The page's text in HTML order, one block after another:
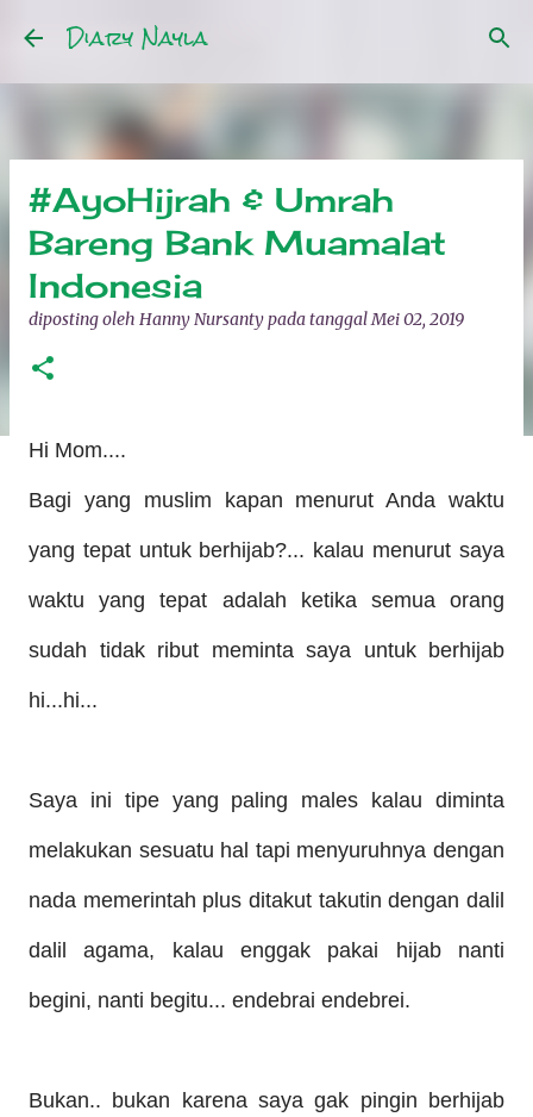
Langsung ke konten utama
Diary Nayla
#AyoHijrah & Umrah
Bareng Bank Muamalat
Indonesia
diposting oleh Hanny Nursantypada tanggalMei 02, 2019
Hi Mom....
Bagi yang muslim kapan menurut Anda waktu
yang tepat untuk berhijab?... kalau menurut saya
waktu yang tepat adalah ketika semua orang
sudah tidak ribut meminta saya untuk berhijab
hi...hi...
Saya ini tipe yang paling males kalau diminta
melakukan sesuatu hal tapi menyuruhnya dengan
nada memerintah plus ditakut takutin dengan dalil
dalil agama, kalau enggak pakai hijab nanti
begini, nanti begitu... endebrai endebrei.
Bukan.. bukan karena saya gak pingin berhijab